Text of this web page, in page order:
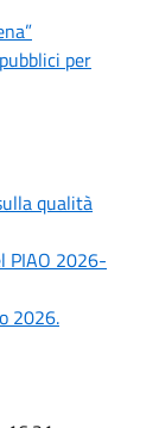
per
qualità
PIAO 2026-
2026.